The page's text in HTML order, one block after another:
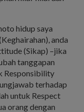
hidup saya
anda
(Sikap) –jika
tanggapan
Responsibility
terhadap
untuk Respect
orang dengan